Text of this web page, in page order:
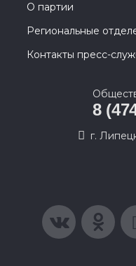
О партии
Региональные
Контакты пресс-
8
г.